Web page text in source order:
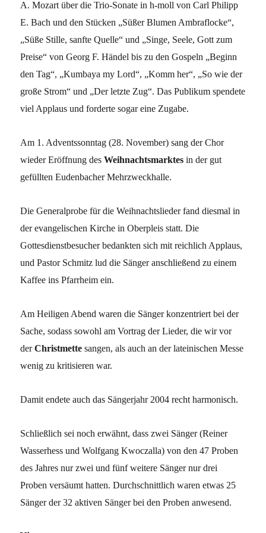
A. Mozart über die Trio-Sonate in h-moll von Carl Philipp
E. Bach und den Stücken „Süßer Blumen Ambraflocke“,
„Süße Stille, sanfte Quelle“ und „Singe, Seele, Gott zum
Preise“ von Georg F. Händel bis zu den Gospeln „Beginn
den Tag“, „Kumbaya my Lord“, „Komm her“, „So wie der
große Strom“ und „Der letzte Zug“. Das Publikum spendete
viel Applaus und forderte sogar eine Zugabe.
Am 1. Adventssonntag (28. November) sang der Chor
wieder Eröffnung desWeihnachtsmarktes in der gut
gefüllten Eudenbacher Mehrzweckhalle.
Die Generalprobe für die Weihnachtslieder fand diesmal in
der evangelischen Kirche in Oberpleis statt. Die
Gottesdienstbesucher bedankten sich mit reichlich Applaus,
und Pastor Schmitz lud die Sänger anschließend zu einem
Kaffee ins Pfarrheim ein.
Am Heiligen Abend waren die Sänger konzentriert bei der
Sache, sodass sowohl am Vortrag der Lieder, die wir vor
derChristmette sangen, als auch an der lateinischen Messe
wenig zu kritisieren war.
Damit endete auch das Sängerjahr 2004 recht harmonisch.
Schließlich sei noch erwähnt, dass zwei Sänger (Reiner
Wasserhess und Wolfgang Kwoczalla) von den 47 Proben
des Jahres nur zwei und fünf weitere Sänger nur drei
Proben versäumt hatten. Durchschnittlich waren etwas 25
Sänger der 32 aktiven Sänger bei den Proben anwesend.